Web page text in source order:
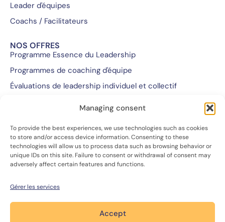
Managing consent
To provide the best experiences, we use technologies such as cookies
to store and/or access device information. Consenting to these
technologies will allow us to process data such as browsing behavior or
unique IDs on this site. Failure to consent or withdrawal of consent may
adversely affect certain features and functions.
Gérer les services
Accept
Leader d'équipes
Coachs / Facilitateurs
NOS OFFRES
Programme Essence du Leadership
Programmes de coaching d'équipe
Évaluations de leadership individuel et collectif
Retraites
NOUS SOMMES...
Notre équipe et notre mission
Notre approche